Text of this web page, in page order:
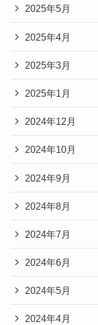
2025年5月
2025年4月
2025年3月
2025年1月
2024年12月
2024年10月
2024年9月
2024年8月
2024年7月
2024年6月
2024年5月
2024年4月